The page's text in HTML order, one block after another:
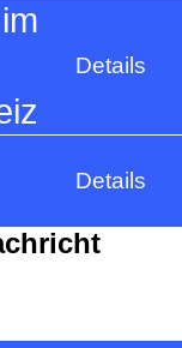
Details
Details